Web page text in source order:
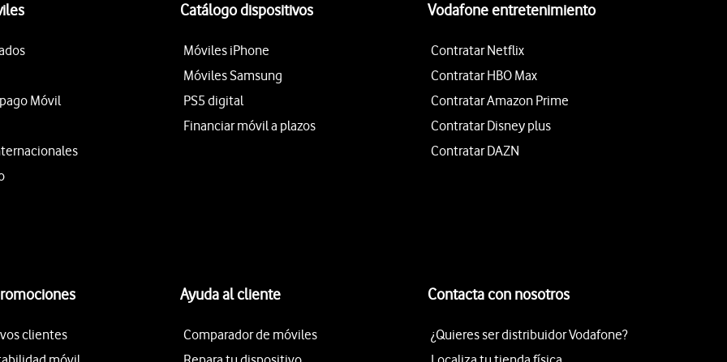
Móvil
Catálogo dispositivos
Móviles iPhone
Móviles Samsung
PS5 digital
Financiar móvil a plazos
Vodafone entretenimiento
Contratar Netflix
Contratar HBO Max
Contratar Amazon Prime
Contratar Disney plus
Contratar DAZN
clientes
Ayuda al cliente
Comparador de móviles
Contacta con nosotros
¿Quieres ser distribuidor Vodafone?